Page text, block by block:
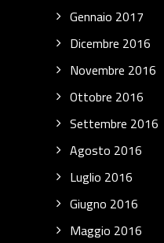
Gennaio 2017
Dicembre 2016
Novembre 2016
Ottobre 2016
Settembre 2016
Agosto 2016
Luglio 2016
Giugno 2016
Maggio 2016